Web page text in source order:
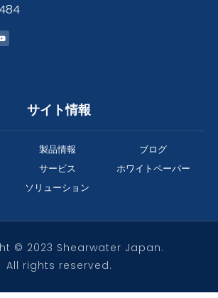
サイト情報
製品情報
サービス
ソリューション
ブログ
ホワイトペーパー
© 2023 Shearwater Japan.
All rights reserved.